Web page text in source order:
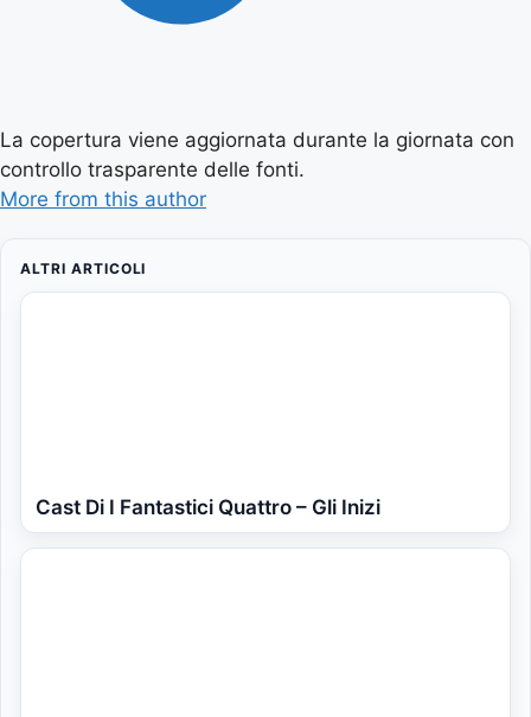
La copertura viene aggiornata durante la giornata con
controllo trasparente delle fonti.
More from this author
ALTRI ARTICOLI
Cast Di I Fantastici Quattro – Gli Inizi